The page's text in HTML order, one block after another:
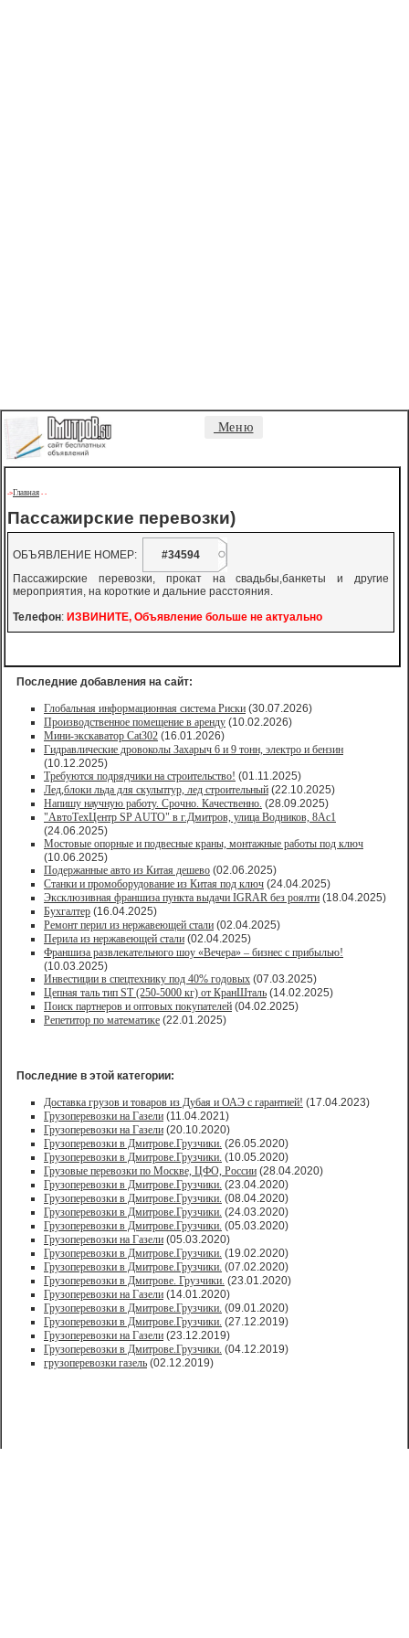
Меню
->Главная - -
Пассажирские перевозки)
ОБЪЯВЛЕНИЕ НОМЕР:
#34594
Пассажирские перевозки, прокат на свадьбы,банкеты и другие
мероприятия, на короткие и дальние расстояния.
Телефон: ИЗВИНИТЕ, Объявление больше не актуально
Последние добавления на сайт:
Глобальная информационная система Риски (30.07.2026)
Производственное помещение в аренду (10.02.2026)
Мини-экскаватор Cat302 (16.01.2026)
Гидравлические дровоколы Захарыч 6 и 9 тонн, электро и бензин
(10.12.2025)
Требуются подрядчики на строительство! (01.11.2025)
Лед,блоки льда для скульптур, лед строительный (22.10.2025)
Напишу научную работу. Срочно. Качественно. (28.09.2025)
"АвтоТехЦентр SP AUTO" в г.Дмитров, улица Водников, 8Ас1
(24.06.2025)
Мостовые опорные и подвесные краны, монтажные работы под ключ
(10.06.2025)
Подержанные авто из Китая дешево (02.06.2025)
Станки и промоборудование из Китая под ключ (24.04.2025)
Эксклюзивная франшиза пункта выдачи IGRAR без роялти (18.04.2025)
Бухгалтер (16.04.2025)
Ремонт перил из нержавеющей стали (02.04.2025)
Перила из нержавеющей стали (02.04.2025)
Франшиза развлекательного шоу «Вечера» – бизнес с прибылью!
(10.03.2025)
Инвестиции в спецтехнику под 40% годовых (07.03.2025)
Цепная таль тип ST (250-5000 кг) от КранШталь (14.02.2025)
Поиск партнеров и оптовых покупателей (04.02.2025)
Репетитор по математике (22.01.2025)
Последние в этой категории:
Доставка грузов и товаров из Дубая и ОАЭ с гарантией! (17.04.2023)
Грузоперевозки на Газели (11.04.2021)
Грузоперевозки на Газели (20.10.2020)
Грузоперевозки в Дмитрове.Грузчики. (26.05.2020)
Грузоперевозки в Дмитрове.Грузчики. (10.05.2020)
Грузовые перевозки по Москве, ЦФО, России (28.04.2020)
Грузоперевозки в Дмитрове.Грузчики. (23.04.2020)
Грузоперевозки в Дмитрове.Грузчики. (08.04.2020)
Грузоперевозки в Дмитрове.Грузчики. (24.03.2020)
Грузоперевозки в Дмитрове.Грузчики. (05.03.2020)
Грузоперевозки на Газели (05.03.2020)
Грузоперевозки в Дмитрове.Грузчики. (19.02.2020)
Грузоперевозки в Дмитрове.Грузчики. (07.02.2020)
Грузоперевозки в Дмитрове. Грузчики. (23.01.2020)
Грузоперевозки на Газели (14.01.2020)
Грузоперевозки в Дмитрове.Грузчики. (09.01.2020)
Грузоперевозки в Дмитрове.Грузчики. (27.12.2019)
Грузоперевозки на Газели (23.12.2019)
Грузоперевозки в Дмитрове.Грузчики. (04.12.2019)
грузоперевозки газель (02.12.2019)